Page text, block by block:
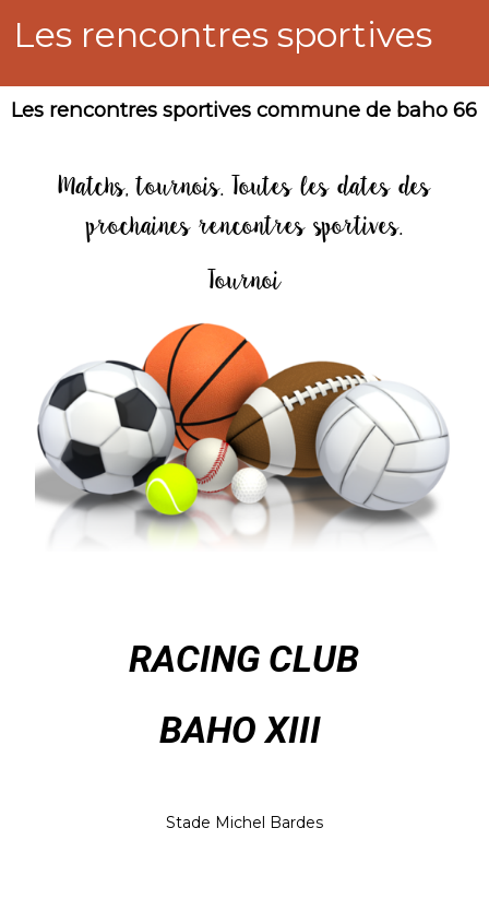
Les rencontres sportives
Les rencontres sportives commune de baho 66
Matchs, tournois. Toutes les dates des
prochaines rencontres sportives.
Tournoi
RACING CLUB
BAHO XIII
Stade Michel Bardes